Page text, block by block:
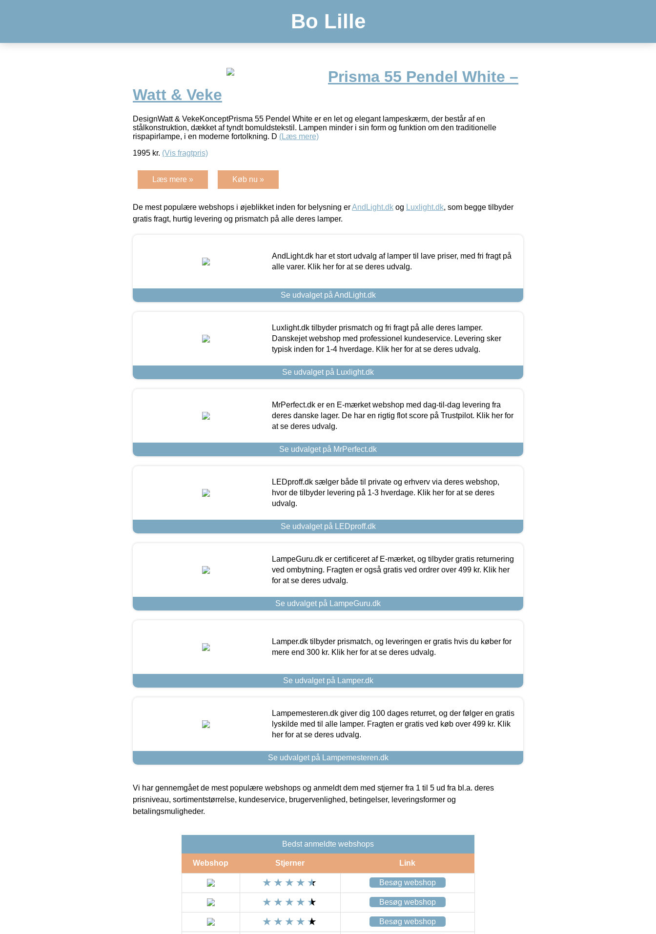
Bo Lille
Prisma 55 Pendel White –
Watt & Veke
DesignWatt & VekeKonceptPrisma 55 Pendel White er en let og elegant lampeskærm, der består af en
stålkonstruktion, dækket af tyndt bomuldstekstil. Lampen minder i sin form og funktion om den traditionelle
rispapirlampe, i en moderne fortolkning. D (Læs mere)
1995 kr. (Vis fragtpris)
Læs mere » Køb nu »
De mest populære webshops i øjeblikket inden for belysning erAndLight.dk og Luxlight.dk, som begge tilbyder
gratis fragt, hurtig levering og prismatch på alle deres lamper.
AndLight.dk har et stort udvalg af lamper til lave priser, med fri fragt på
alle varer. Klik her for at se deres udvalg.
Se udvalget på AndLight.dk
Luxlight.dk tilbyder prismatch og fri fragt på alle deres lamper.
Danskejet webshop med professionel kundeservice. Levering sker
typisk inden for 1-4 hverdage. Klik her for at se deres udvalg.
Se udvalget på Luxlight.dk
MrPerfect.dk er en E-mærket webshop med dag-til-dag levering fra
deres danske lager. De har en rigtig flot score på Trustpilot. Klik her for
at se deres udvalg.
Se udvalget på MrPerfect.dk
LEDproff.dk sælger både til private og erhverv via deres webshop,
hvor de tilbyder levering på 1-3 hverdage. Klik her for at se deres
udvalg.
Se udvalget på LEDproff.dk
LampeGuru.dk er certificeret af E-mærket, og tilbyder gratis returnering
ved ombytning. Fragten er også gratis ved ordrer over 499 kr. Klik her
for at se deres udvalg.
Se udvalget på LampeGuru.dk
Lamper.dk tilbyder prismatch, og leveringen er gratis hvis du køber for
mere end 300 kr. Klik her for at se deres udvalg.
Se udvalget på Lamper.dk
Lampemesteren.dk giver dig 100 dages returret, og der følger en gratis
lyskilde med til alle lamper. Fragten er gratis ved køb over 499 kr. Klik
her for at se deres udvalg.
Se udvalget på Lampemesteren.dk
Vi har gennemgået de mest populære webshops og anmeldt dem med stjerner fra 1 til 5 ud fra bl.a. deres
prisniveau, sortimentstørrelse, kundeservice, brugervenlighed, betingelser, leveringsformer og
betalingsmuligheder.
Bedst anmeldte webshops
Webshop Stjerner Link
Besøg webshop
Besøg webshop
Besøg webshop